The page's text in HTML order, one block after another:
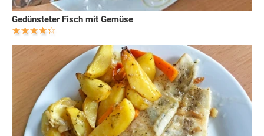
Gedünsteter Fisch mit Gemüse